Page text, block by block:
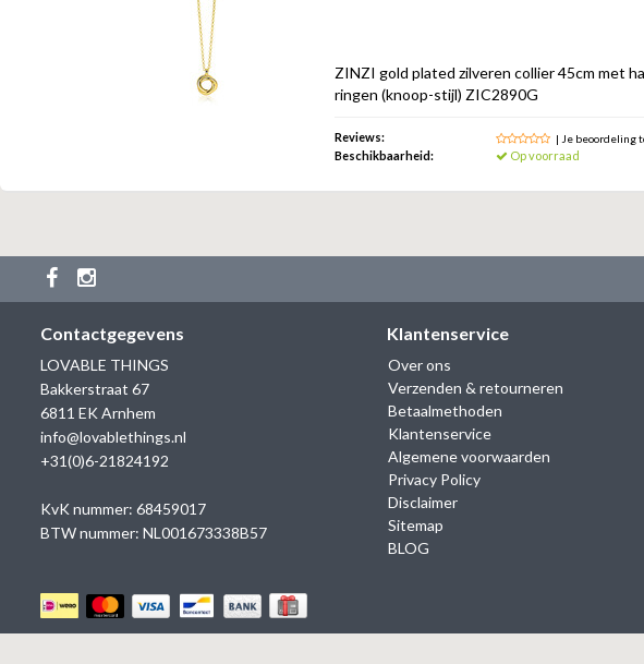
ZINZI gold plated zilveren collier 45cm met
ringen (knoop-stijl) ZIC2890G
Reviews: | Je beoordeling
Beschikbaarheid: Op voorraad
Contactgegevens
LOVABLE THINGS
Bakkerstraat 67
6811 EK Arnhem
info@lovablethings.nl
+31(0)6-21824192
KvK nummer: 68459017
BTW nummer: NL001673338B57
Klantenservice
Over ons
Verzenden & retourneren
Betaalmethoden
Klantenservice
Algemene voorwaarden
Privacy Policy
Disclaimer
Sitemap
BLOG